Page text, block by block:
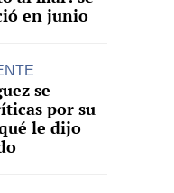
en junio
se
por su
le dijo